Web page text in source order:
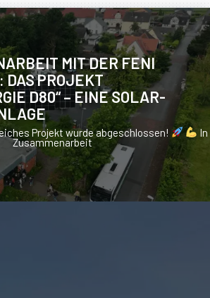
MIT DER FENI
DAS PROJEKT
D80“ – EINE SOLAR-
Projekt wurde abgeschlossen!
In
Zusammenarbeit